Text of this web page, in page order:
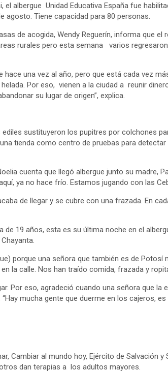
el albergue Unidad Educativa España fue
agosto. Tiene capacidad para 80 personas.
de acogida, Wendy Reguerín, informa que
rurales pero esta semana varios
hace una vez al año, pero que está cada vez
Por eso, vienen a la ciudad a reunir
su lugar de origen”, explica.
sustituyeron los pupitres por colchones
tienda como centro de pruebas para
cuenta que llegó albergue junto su madre,
ya no hace frío. Estamos jugando con las
de llegar y se cubre con una frazada. En
19 años, esta es su última noche en el
porque una señora que también es de Potosí
la calle. Nos han traído comida, frazada y
Por eso, agradeció cuando una señora que la
mucha gente que duerme en los cajeros,
Cambiar al mundo hoy, Ejército de Salvación y
dan terapias a los adultos mayores.